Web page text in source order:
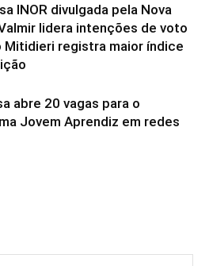
INOR divulgada pela Nova
lidera intenções de voto
Mitidieri registra maior índice
abre 20 vagas para o
Jovem Aprendiz em redes